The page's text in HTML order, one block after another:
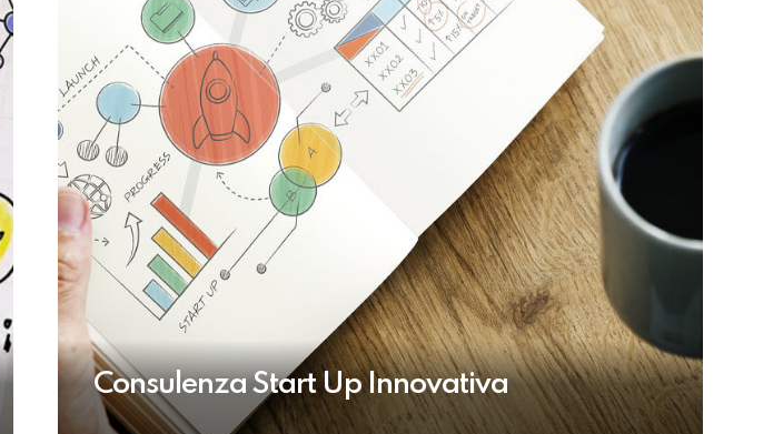
Consulenza Start Up Innovativa